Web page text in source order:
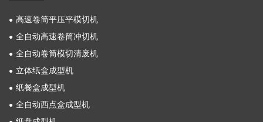
高速卷筒平压平模切机
全自动高速卷筒冲切机
全自动卷筒模切清废机
立体纸盒成型机
纸餐盒成型机
全自动西点盒成型机